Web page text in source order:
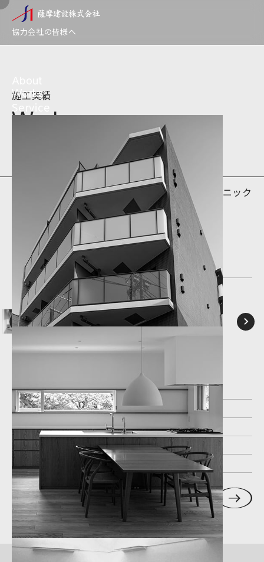
薩摩建設株式会社
協力会社の皆様へ
Works
施工実績
Works
HOME 施工実績 グレースクリニック
2020.08.18 #クリニック#新築
グレースクリニック
所在地 茨城県つくば市
竣工年 2020
規 模 371.6m2
坪 数
View All